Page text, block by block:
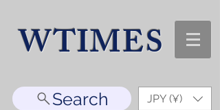
WTIMES
Search JPY (¥)